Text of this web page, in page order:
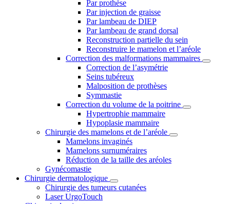
Par prothèse
Par injection de graisse
Par lambeau de DIEP
Par lambeau de grand dorsal
Reconstruction partielle du sein
Reconstruire le mamelon et l’aréole
Correction des malformations mammaires
Correction de l’asymétrie
Seins tubéreux
Malposition de prothèses
Symmastie
Correction du volume de la poitrine
Hypertrophie mammaire
Hypoplasie mammaire
Chirurgie des mamelons et de l’aréole
Mamelons invaginés
Mamelons surnuméraires
Réduction de la taille des aréoles
Gynécomastie
Chirurgie dermatologique
Chirurgie des tumeurs cutanées
Laser UrgoTouch